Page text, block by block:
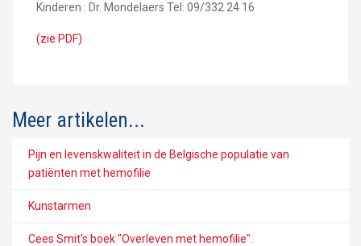
Kinderen : Dr. Mondelaers Tel: 09/332 24 16
(zie PDF)
Meer artikelen...
Pijn en levenskwaliteit in de Belgische populatie van
patiënten met hemofilie
Kunstarmen
Cees Smit's boek "Overleven met hemofilie".